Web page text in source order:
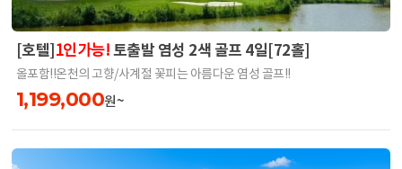
[호텔] 1인가능! 토출발 염성 2색 골프 4일[72홀]
올포함!!온천의 고향/사계절 꽃피는 아름다운 염성 골프!!
1,199,000원~